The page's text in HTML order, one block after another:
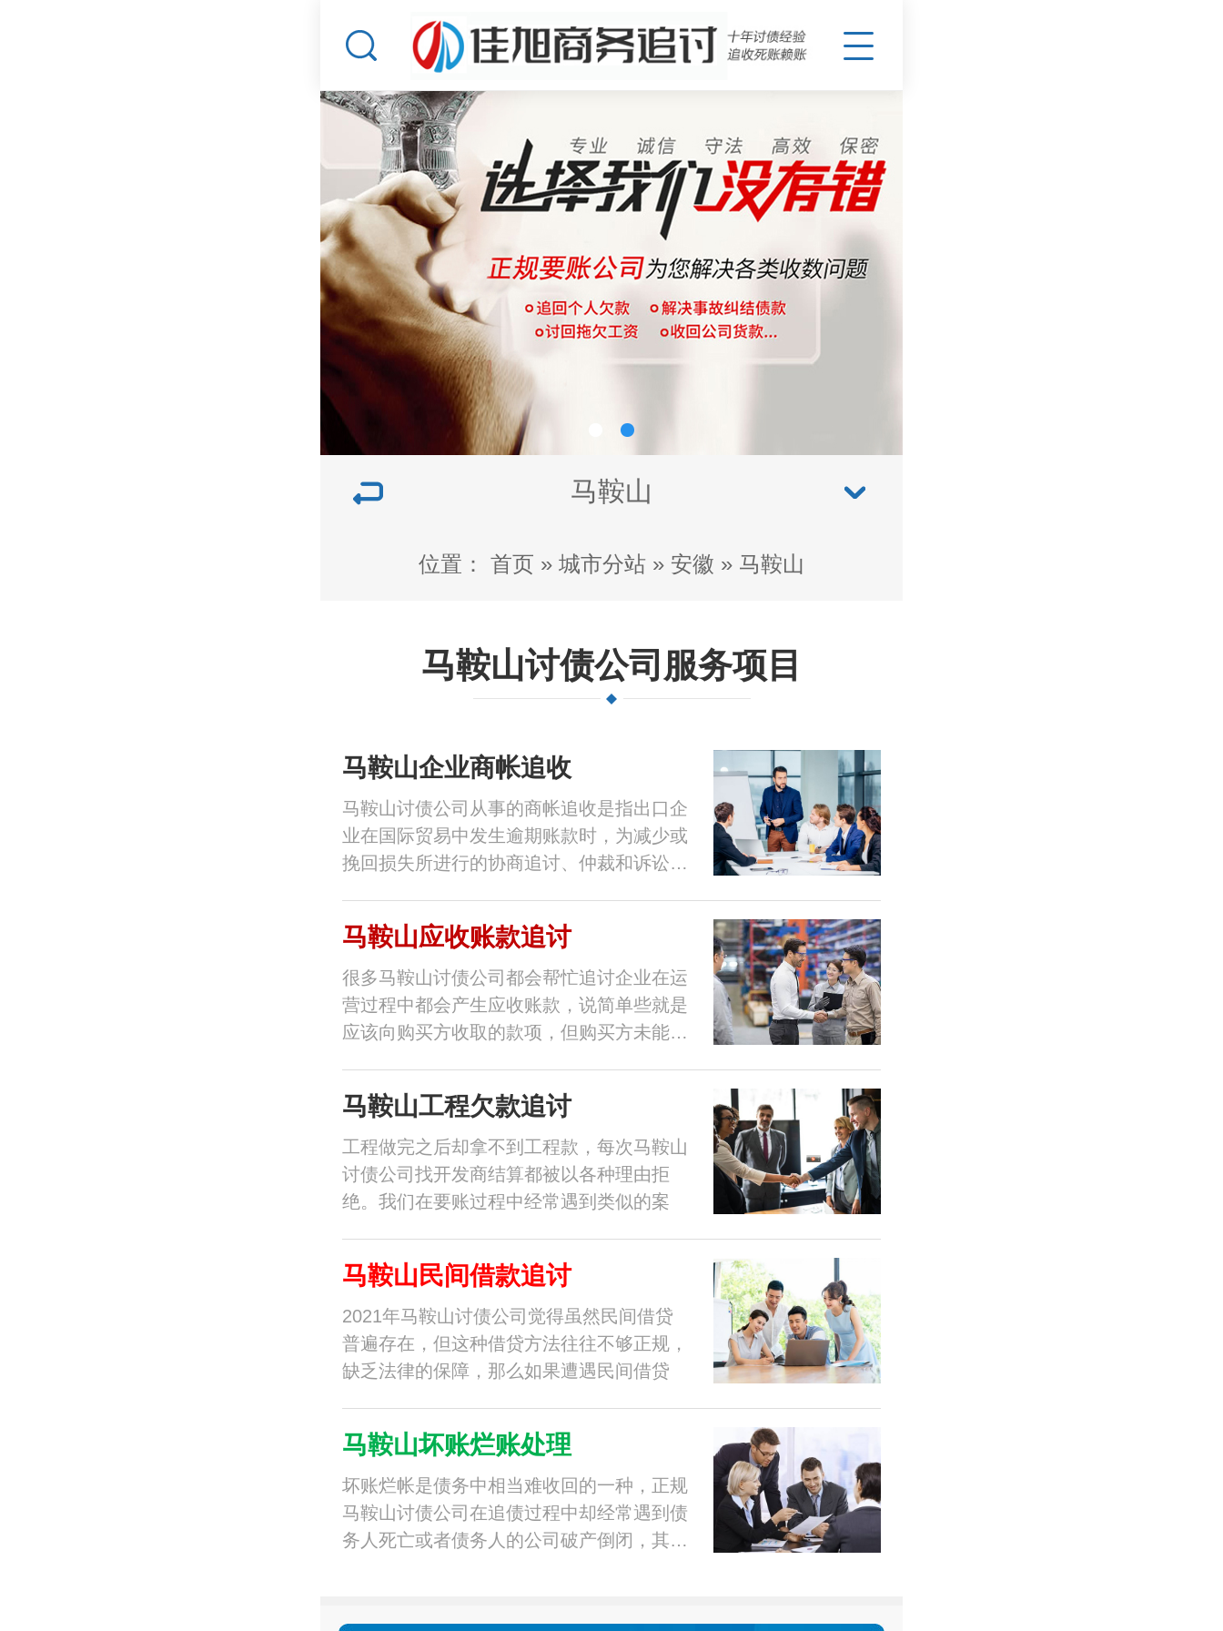
马鞍山
位置： 首页 » 城市分站 » 安徽 » 马鞍山
马鞍山讨债公司服务项目
马鞍山企业商帐追收
马鞍山讨债公司从事的商帐追收是指出口企
业在国际贸易中发生逾期账款时，为减少或
挽回损失所进行的协商追讨、仲裁和诉讼…
马鞍山应收账款追讨
很多马鞍山讨债公司都会帮忙追讨企业在运
营过程中都会产生应收账款，说简单些就是
应该向购买方收取的款项，但购买方未能…
马鞍山工程欠款追讨
工程做完之后却拿不到工程款，每次马鞍山
讨债公司找开发商结算都被以各种理由拒
绝。我们在要账过程中经常遇到类似的案
马鞍山民间借款追讨
2021年马鞍山讨债公司觉得虽然民间借贷
普遍存在，但这种借贷方法往往不够正规，
缺乏法律的保障，那么如果遭遇民间借贷
马鞍山坏账烂账处理
坏账烂帐是债务中相当难收回的一种，正规
马鞍山讨债公司在追债过程中却经常遇到债
务人死亡或者债务人的公司破产倒闭，其…